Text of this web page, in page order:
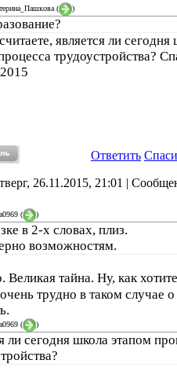
( )
является ли сегодня
трудоустройства?
Ответить
26.11.2015, 21:01 |
( )
в 2-х словах, плиз.
возможностям.
Великая тайна. Ну, как
трудно в таком случае
( )
ли сегодня школа этапом